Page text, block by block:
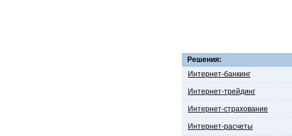
Решения:
Интернет-банкинг
Интернет-трейдинг
Интернет-страхование
Интернет-расчеты